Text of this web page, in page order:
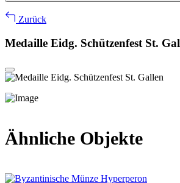
Zurück
Medaille Eidg. Schützenfest St.
Ähnliche Objekte